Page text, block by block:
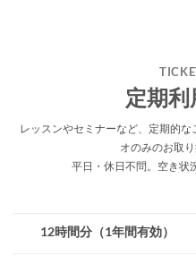
定期
レッスンやセミナーなど、定期的
オのみのお取
平日・休日不問。空き状
12時間分（1年間有効）